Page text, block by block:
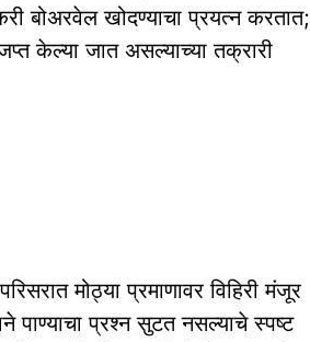
बोअरवेल खोदण्याचा प्रयत्न करतात;
केल्या जात असल्याच्या तक्रारी
मोठ्या प्रमाणावर विहिरी मंजूर
पाण्याचा प्रश्न सुटत नसल्याचे स्पष्ट